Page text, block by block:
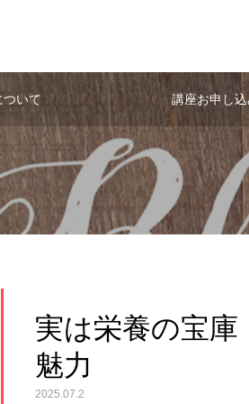
いて 講座お申し
実は栄養の宝
魅力
2025.07.2